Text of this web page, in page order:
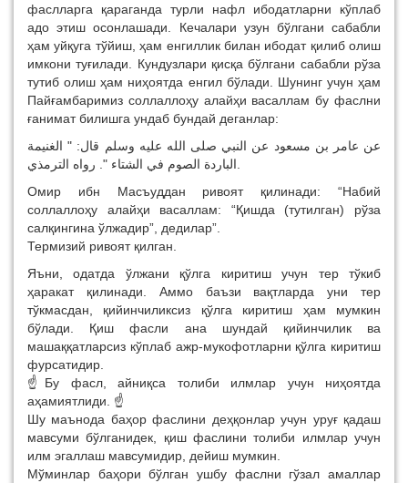
фаслларга қараганда турли нафл ибодатларни кўплаб
адо этиш осонлашади. Кечалари узун бўлгани сабабли
ҳам уйқуга тўйиш, ҳам енгиллик билан ибодат қилиб олиш
имкони туғилади. Кундузлари қисқа бўлгани сабабли рўза
тутиб олиш ҳам ниҳоятда енгил бўлади. Шунинг учун ҳам
Пайғамбаримиз соллаллоҳу алайҳи васаллам бу фаслни
ғанимат билишга ундаб бундай деганлар:
عن عامر بن مسعود عن النبي صلى الله عليه وسلم قال: " الغنيمة
Омир ибн Масъуддан ривоят қилинади: “Набий
соллаллоҳу алайҳи васаллам: “Қишда (тутилган) рўза
салқингина ўлжадир”, дедилар”.
Термизий ривоят қилган.
Яъни, одатда ўлжани қўлга киритиш учун тер тўкиб
ҳаракат қилинади. Аммо баъзи вақтларда уни тер
тўкмасдан, қийинчиликсиз қўлга киритиш ҳам мумкин
бўлади. Қиш фасли ана шундай қийинчилик ва
машаққатларсиз кўплаб ажр-мукофотларни қўлга киритиш
фурсатидир.
☝️Бу фасл, айниқса толиби илмлар учун ниҳоятда
аҳамиятлиди. ☝️
Шу маънода баҳор фаслини деҳқонлар учун уруғ қадаш
мавсуми бўлганидек, қиш фаслини толиби илмлар учун
илм эгаллаш мавсумидир, дейиш мумкин.
Мўминлар баҳори бўлган ушбу фаслни гўзал амаллар